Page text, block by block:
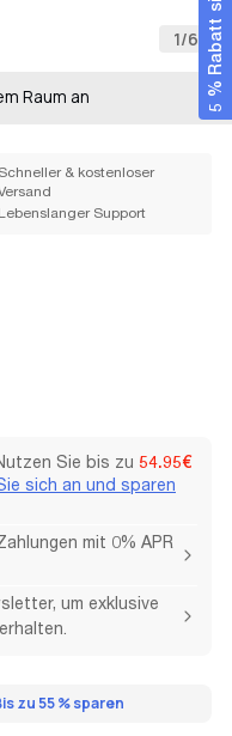
1/6
Raum an
Schneller & kostenloser
Lebenslanger Support
Sie bis zu 54.95€
sich an und sparen
mit 0% APR
um exklusive
zu 55 % sparen